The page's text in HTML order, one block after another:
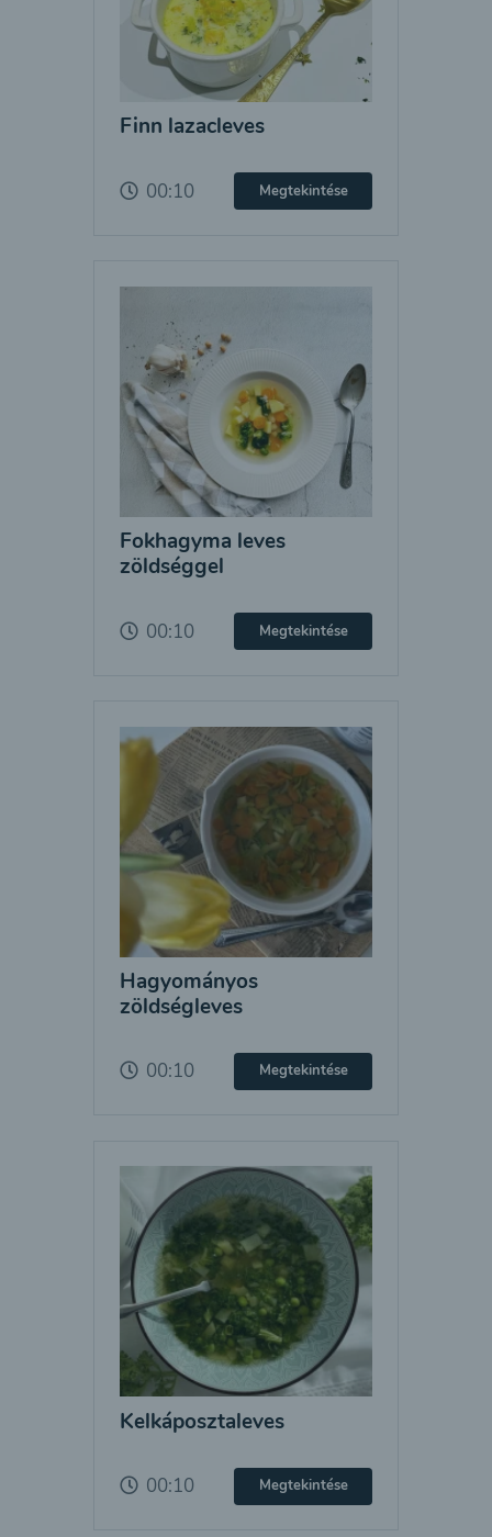
Finn lazacleves
00:10 Megtekintése
Fokhagyma leves
zöldséggel
00:10 Megtekintése
Hagyományos
zöldségleves
00:10 Megtekintése
Kelkáposztaleves
00:10 Megtekintése